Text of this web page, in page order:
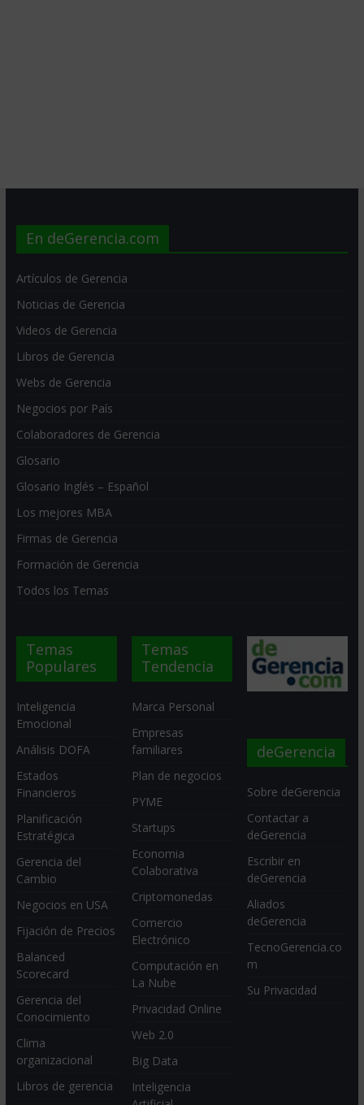
En deGerencia.com
Artículos de Gerencia
Noticias de Gerencia
Videos de Gerencia
Libros de Gerencia
Webs de Gerencia
Negocios por País
Colaboradores de Gerencia
Glosario
Glosario Inglés – Español
Los mejores MBA
Firmas de Gerencia
Formación de Gerencia
Todos los Temas
Temas
Populares
Inteligencia
Emocional
Análisis DOFA
Estados
Financieros
Planificación
Estratégica
Gerencia del
Cambio
Negocios en USA
Fijación de Precios
Balanced
Scorecard
Gerencia del
Conocimiento
Clima
organizacional
Libros de gerencia
Temas
Tendencia
Marca Personal
Empresas
familiares
Plan de negocios
PYME
Startups
Economia
Colaborativa
Criptomonedas
Comercio
Electrónico
Computación en
La Nube
Privacidad Online
Web 2.0
Big Data
Inteligencia
deGerencia
Sobre deGerencia
Contactar a
deGerencia
Escribir en
deGerencia
Aliados
deGerencia
TecnoGerencia.co
m
Su Privacidad